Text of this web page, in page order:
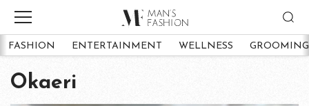
FASHION ENTERTAINMENT WELLNESS GROOMING
Okaeri